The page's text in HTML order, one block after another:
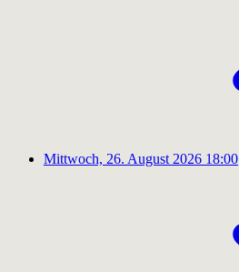
Mittwoch, 26. August 2026 18:00